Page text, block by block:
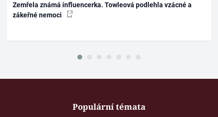
Zemřela známá influencerka. Towleová podlehla vzácné a
zákeřné nemoci
Populární témata